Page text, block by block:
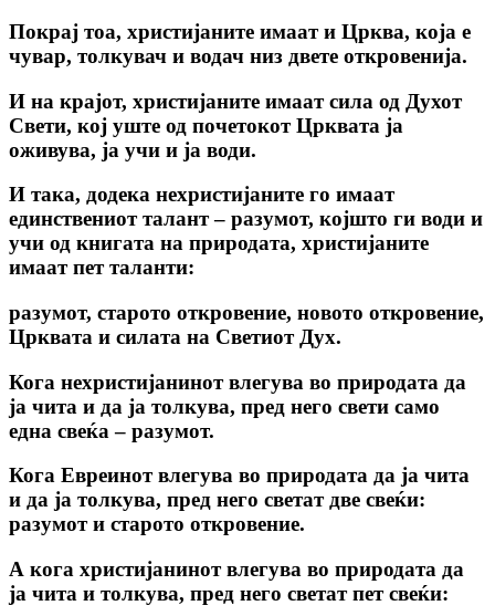
Покрај тоа, христијаните имаат и Црква, која е
чувар, толкувач и водач низ двете откровенија.
И на крајот, христијаните имаат сила од Духот
Свети, кој уште од почетокот Црквата ја
оживува, ја учи и ја води.
И така, додека нехристијаните го имаат
единствениот талант – разумот, којшто ги води и
учи од книгата на природата, христијаните
имаат пет таланти:
разумот, старото откровение, новото откровение,
Црквата и силата на Светиот Дух.
Кога нехристијанинот влегува во природата да
ја чита и да ja толкува, пред него свети само
една свеќа – разумот.
Кога Евреинот влегува во природата да ја чита
и да ја толкува, пред него светат две свеќи:
разумот и старото откровение.
А кога христијанинот влегува во природата да
ја чита и толкува, пред него светат пет свеќи: